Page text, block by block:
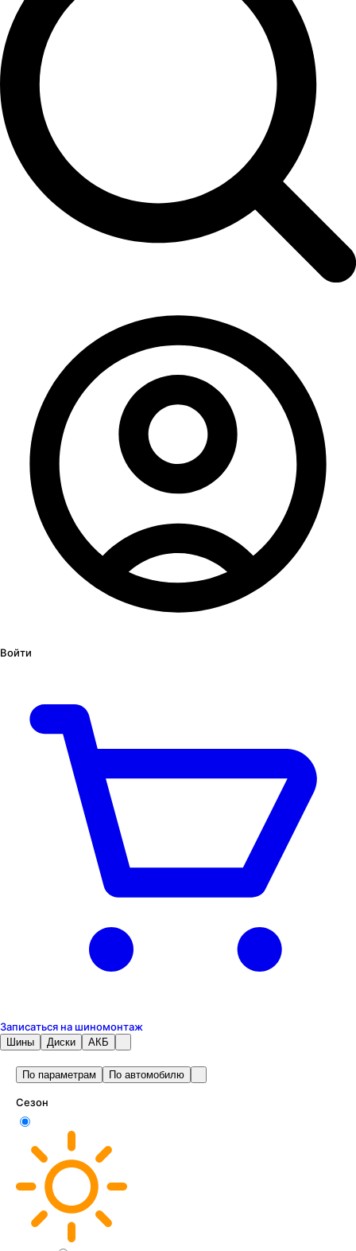
Войти
Записаться на шиномонтаж
Шины Диски АКБ
По параметрам По автомобилю
Сезон